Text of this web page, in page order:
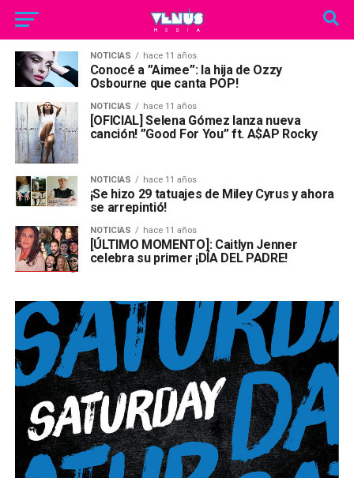
NOTICIAS hace 11 años
Conocé a ”Aimee”: la hija de Ozzy
Osbourne que canta POP!
NOTICIAS hace 11 años
[OFICIAL] Selena Gómez lanza nueva
canción! ”Good For You” ft. A$AP Rocky
NOTICIAS hace 11 años
¡Se hizo 29 tatuajes de Miley Cyrus y ahora
se arrepintió!
NOTICIAS hace 11 años
[ÚLTIMO MOMENTO]: Caitlyn Jenner
celebra su primer ¡DÍA DEL PADRE!